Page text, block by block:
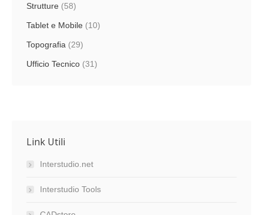
Strutture (58)
Tablet e Mobile (10)
Topografia (29)
Ufficio Tecnico (31)
Link Utili
Interstudio.net
Interstudio Tools